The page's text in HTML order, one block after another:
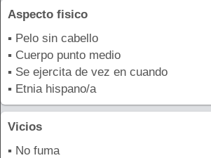
Aspecto fisico
▪ Pelo sin cabello
▪ Cuerpo punto medio
▪ Se ejercita de vez en cuando
▪ Etnia hispano/a
Vicios
▪ No fuma